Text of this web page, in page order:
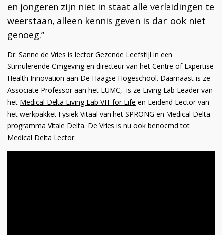
en jongeren zijn niet in staat alle verleidingen te
weerstaan, alleen kennis geven is dan ook niet
genoeg.”
Dr. Sanne de Vries is lector Gezonde Leefstijl in een
Stimulerende Omgeving en directeur van het Centre of Expertise
Health Innovation aan De Haagse Hogeschool. Daarnaast is ze
Associate Professor aan het LUMC, is ze Living Lab Leader van
het Medical Delta Living Lab VIT for Life en Leidend Lector van
het werkpakket Fysiek Vitaal van het SPRONG en Medical Delta
programma Vitale Delta. De Vries is nu ook benoemd tot
Medical Delta Lector.